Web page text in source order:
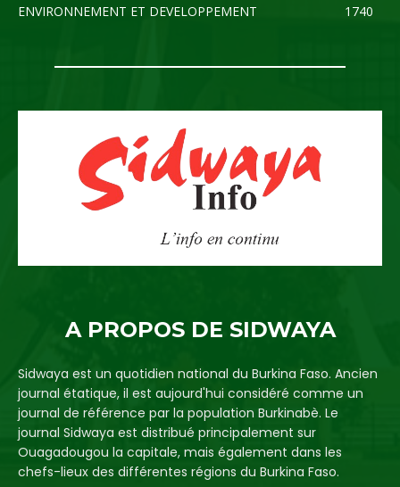
ENVIRONNEMENT ET DEVELOPPEMENT
1740
A PROPOS DE SIDWAYA
Sidwaya est un quotidien national du Burkina Faso. Ancien
journal étatique, il est aujourd'hui considéré comme un
journal de référence par la population Burkinabè. Le
journal Sidwaya est distribué principalement sur
Ouagadougou la capitale, mais également dans les
chefs-lieux des différentes régions du Burkina Faso.